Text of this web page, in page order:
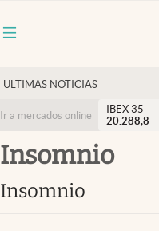
ULTIMAS NOTICIAS
Ir a mercados online
IBEX 35
20.288,8
insomnio
insomnio